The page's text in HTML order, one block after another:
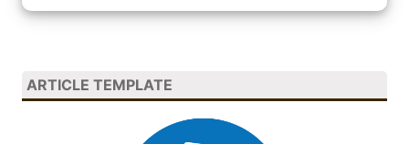
ARTICLE TEMPLATE